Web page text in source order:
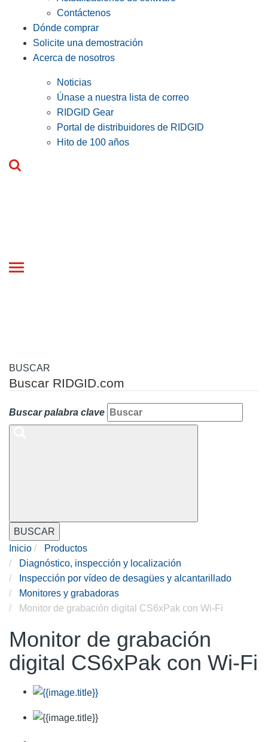
Contáctenos
Dónde comprar
Solicite una demostración
Acerca de nosotros
Noticias
Únase a nuestra lista de correo
RIDGID Gear
Portal de distribuidores de RIDGID
Hito de 100 años
Toggle
BUSCAR
Buscar RIDGID.com
Buscar palabra clave
BUSCAR
Inicio
Productos
Diagnóstico, inspección y localización
Inspección por vídeo de desagües y alcantarillado
Monitores y grabadoras
Monitor de grabación digital CS6xPak con Wi-Fi
Monitor de grabación
digital CS6xPak con Wi-Fi